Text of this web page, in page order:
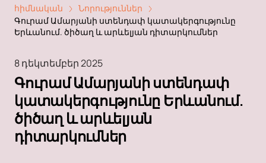
հիմնական
Նորություններ
Գուրամ Ամարյանի ստենդափ կատակերգությունը
Երևանում. ծիծաղ և արևելյան դիտարկումներ
8 դեկտեմբեր 2025
Գուրամ Ամարյանի ստենդափ
կատակերգությունը Երևանում.
ծիծաղ և արևելյան
դիտարկումներ